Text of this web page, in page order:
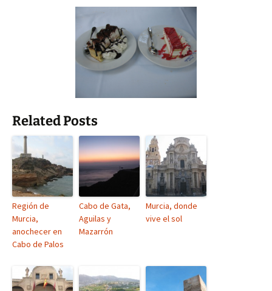
Related Posts
Región de
Murcia,
anochecer en
Cabo de Palos
Cabo de Gata,
Aguilas y
Mazarrón
Murcia, donde
vive el sol